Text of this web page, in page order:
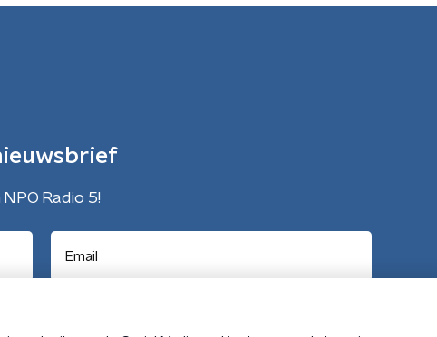
NPO Radio 5!